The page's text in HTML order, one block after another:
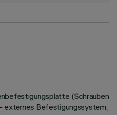
(Schrauben
externes Befestigungssystem.;